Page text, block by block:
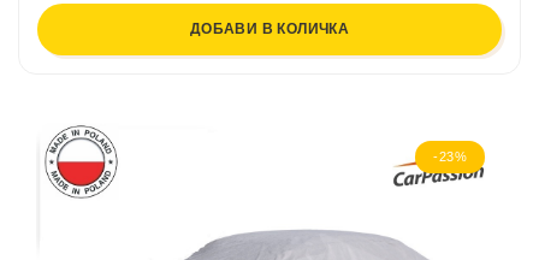
ДОБАВИ В КОЛИЧКА
-23%